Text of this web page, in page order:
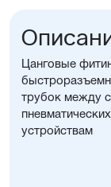
Цанговые
трубок между
устройствам